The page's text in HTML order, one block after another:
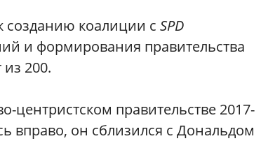
созданию коалиции с SPD
и формирования правительства
200.
правительстве 2017-
вправо, он сблизился с Дональдом